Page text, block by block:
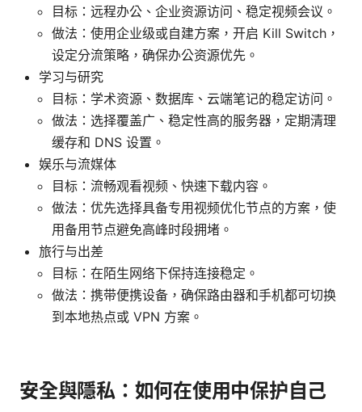
目标：远程办公、企业资源访问、稳定视频会议。
做法：使用企业级或自建方案，开启 Kill Switch，
设定分流策略，确保办公资源优先。
学习与研究
目标：学术资源、数据库、云端笔记的稳定访问。
做法：选择覆盖广、稳定性高的服务器，定期清理
缓存和 DNS 设置。
娱乐与流媒体
目标：流畅观看视频、快速下载内容。
做法：优先选择具备专用视频优化节点的方案，使
用备用节点避免高峰时段拥堵。
旅行与出差
目标：在陌生网络下保持连接稳定。
做法：携带便携设备，确保路由器和手机都可切换
到本地热点或 VPN 方案。
安全與隱私：如何在使用中保护自己